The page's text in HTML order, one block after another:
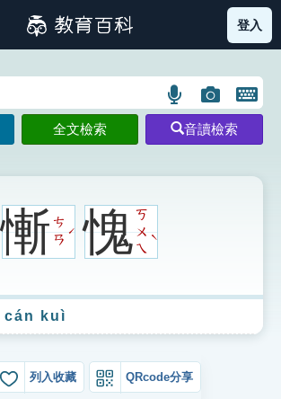
筆畫索引圖示 部首索引表圖示
登入
語
言
搜
圖
片
搜
開
鍵
圖
全文檢索 音讀檢索
慚ㄘ
ㄢ
ˊ 愧ㄎ
ㄨ
ㄟ
ˋ
cán kuì
列入收藏 QRcode分享